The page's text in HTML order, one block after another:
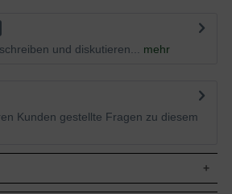
und diskutieren...
mehr
Kunden gestellte Fragen zu diesem